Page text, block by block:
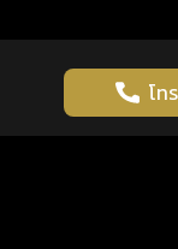
โท
เว็บไซต์นี้มีการใช้งานคุ
ในการใช้งานเว็
รู้ก่อน พร้อมกว่า ทุกจัง